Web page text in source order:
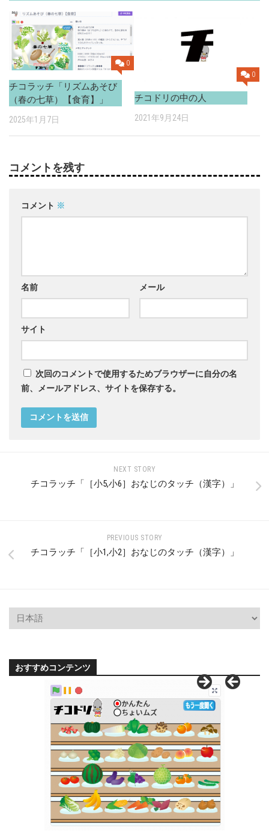
0
チコラッチ「リズムあそび
（春の七草）【食育】」
2025年1月7日
0
チコドリの中の人
2021年9月24日
コメントを残す
コメント ※
名前 メール
サイト
次回のコメントで使用するためブラウザーに自分の名
前、メールアドレス、サイトを保存する。
NEXT STORY
チコラッチ「［小5,小6］おなじのタッチ（漢字）」
PREVIOUS STORY
チコラッチ「［小1,小2］おなじのタッチ（漢字）」
おすすめコンテンツ